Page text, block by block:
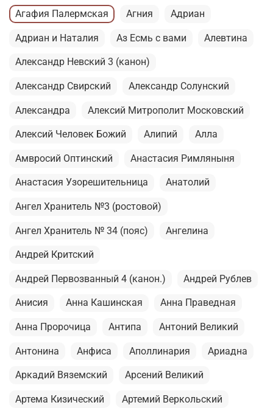
Агафия Палермская Агния Адриан
Адриан и Наталия Аз Есмь с вами Алевтина
Александр Невский 3 (канон)
Александр Свирский Александр Солунский
Александра Алексий Митрополит Московский
Алексий Человек Божий Алипий Алла
Амвросий Оптинский Анастасия Римляныня
Анастасия Узорешительница Анатолий
Ангел Хранитель №3 (ростовой)
Ангел Хранитель № 34 (пояс) Ангелина
Андрей Критский
Андрей Первозванный 4 (канон.) Андрей Рублев
Анисия Анна Кашинская Анна Праведная
Анна Пророчица Антипа Антоний Великий
Антонина Анфиса Аполлинария Ариадна
Аркадий Вяземский Арсений Великий
Артема Кизический Артемий Веркольский